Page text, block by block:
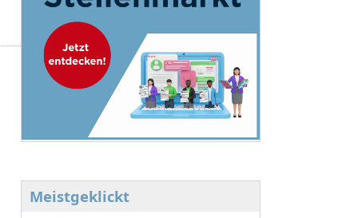
Meistgeklickt